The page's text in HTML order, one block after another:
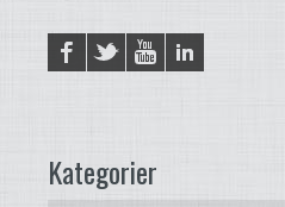
FacebookTwitter YouTube
Kategorier